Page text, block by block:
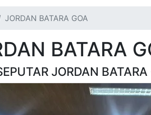
JORDAN BATARA GOA
BATARA
JORDAN BATARA